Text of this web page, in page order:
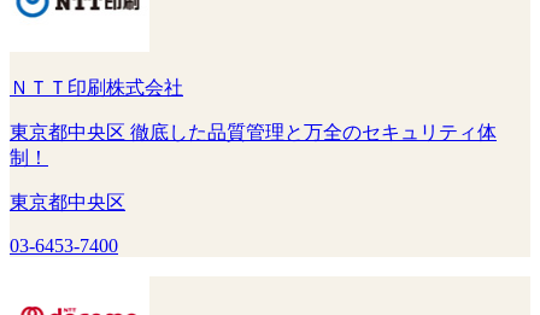
ＮＴＴ印刷株式会社
東京都中央区 徹底した品質管理と万全のセキュリティ体
制！
東京都中央区
03-6453-7400